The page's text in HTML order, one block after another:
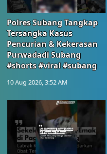
Polres Subang Tangkap
Tersangka Kasus
Pencurian & Kekerasan
Purwadadi Subang
#shorts #viral #subang
10 Aug 2026, 3:52 AM